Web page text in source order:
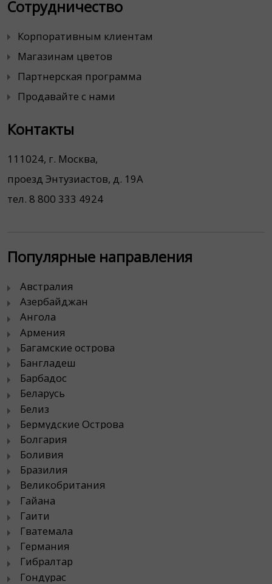
Сотрудничество
Корпоративным клиентам
Магазинам цветов
Партнерская программа
Продавайте с нами
Контакты
111024, г. Москва,
проезд Энтузиастов, д. 19А
тел. 8 800 333 4924
Популярные направления
Австралия
Азербайджан
Ангола
Армения
Багамские острова
Бангладеш
Барбадос
Беларусь
Белиз
Бермудские Острова
Болгария
Боливия
Бразилия
Великобритания
Гайана
Гаити
Гватемала
Германия
Гибралтар
Гондурас